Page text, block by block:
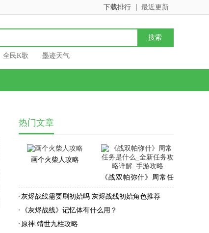
最近更新
下载排行
全民K歌 墨迹天气
热门文章
画个火柴人攻略
《战双帕弥什》周常任
务是什么_全新任务攻略
灰烬战线需要刷初始吗 灰烬战线初始角色推荐
《灰烬战线》记忆体有什么用？
原神:靖世九柱攻略